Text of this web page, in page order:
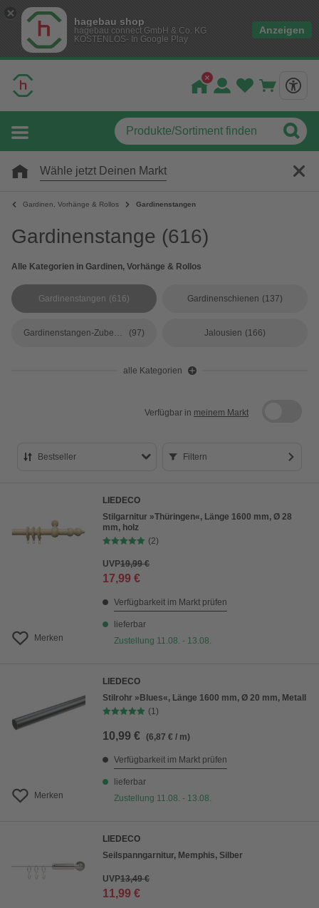
hagebau shop
hagebau connect GmbH & Co. KG
KOSTENLOS- In Google Play
Anzeigen
Wähle jetzt Deinen Markt
Gardinen, Vorhänge & Rollos Gardinenstangen
Gardinenstange (616)
Alle Kategorien in Gardinen, Vorhänge & Rollos
Gardinenstangen (616) Gardinenschienen (137)
Gardinenstangen-Zubehör (97) Jalousien (166)
alle Kategorien
Verfügbar in meinem Markt
Bestseller
Preis aufsteigend
Preis absteigend
Filtern
Merken
LIEDECO
Stilgarnitur »Thüringen«, Länge 1600 mm, Ø 28
mm, holz
(2)
UVP19,99 €
17,99 €
Verfügbarkeit im Markt prüfen
lieferbar
Zustellung 11.08. - 13.08.
Merken
LIEDECO
Stilrohr »Blues«, Länge 1600 mm, Ø 20 mm, Metall
(1)
10,99 € (6,87 € / m)
Verfügbarkeit im Markt prüfen
lieferbar
Zustellung 11.08. - 13.08.
LIEDECO
Seilspanngarnitur, Memphis, Silber
UVP13,49 €
11,99 €